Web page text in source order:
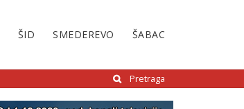
ŠID SMEDEREVO ŠABAC
Pretraga